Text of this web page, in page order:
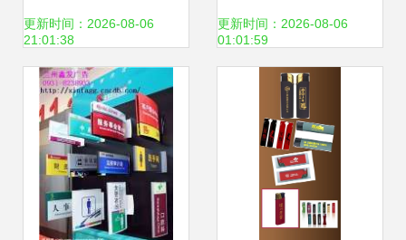
名片
更新时间：2026-08-06
21:01:38
——世界工厂网产
品信息库
更新时间：2026-08-06
01:01:59